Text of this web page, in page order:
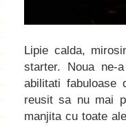
Lipie calda,
starter. Noua
abilitati fabuloase
reusit sa nu mai
manjita cu toate